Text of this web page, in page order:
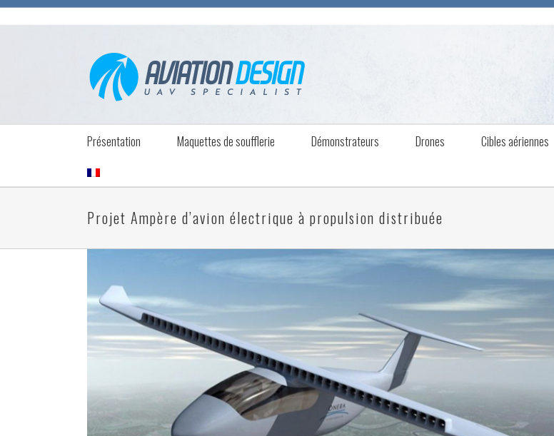
Présentation Maquettes de soufflerie Démonstrateurs Drones Cibles aériennes
Projet Ampère d’avion électrique à propulsion distribuée
Image